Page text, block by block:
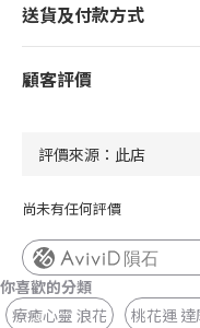
送貨及付款方式
顧客評價
尚未有任何評價
隕石
你喜歡的分類
療癒心靈 浪花
桃花運